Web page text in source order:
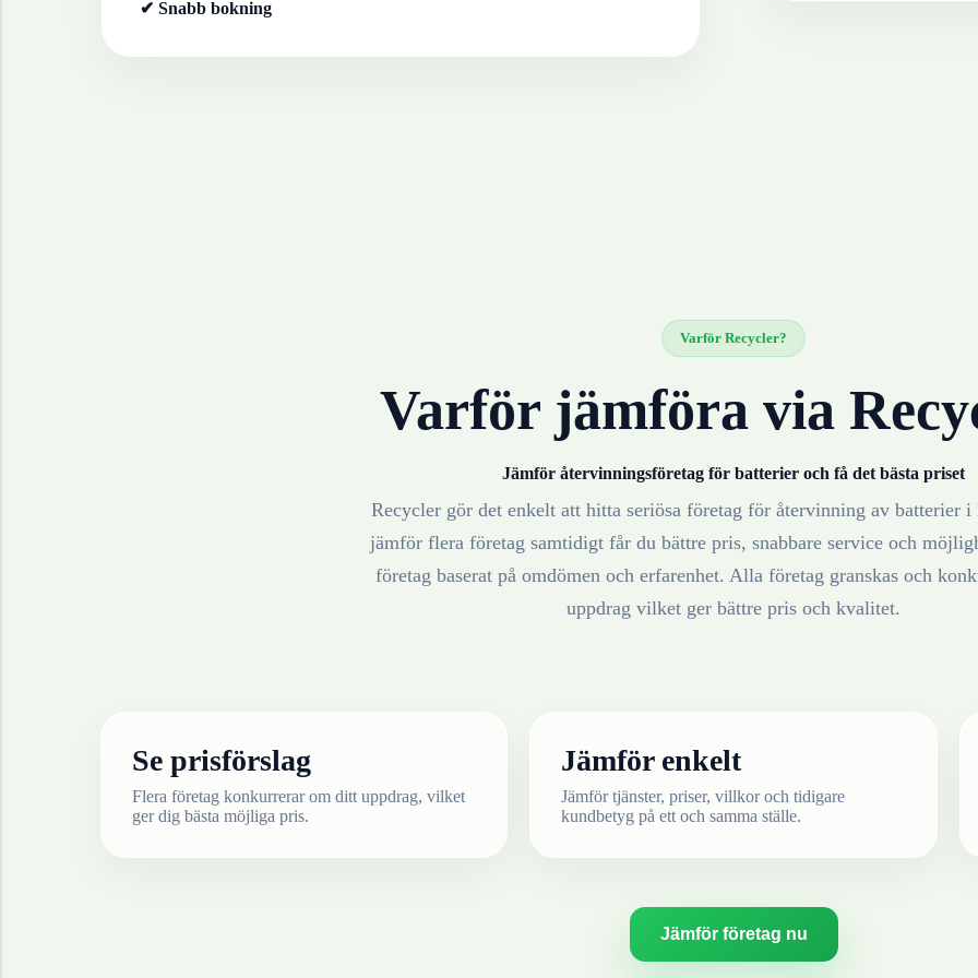
✔ Snabb bokning
Varför Recycler?
Varför jämföra via
Jämför återvinningsföretag för batterier och få det bästa priset
Recycler gör det enkelt att hitta seriösa företag för återvinning av batterier i
jämför flera företag samtidigt får du bättre pris, snabbare service och
företag baserat på omdömen och erfarenhet. Alla företag granskas och
uppdrag vilket ger bättre pris och kvalitet.
Se prisförslag
Flera företag konkurrerar om ditt uppdrag, vilket
ger dig bästa möjliga pris.
Jämför enkelt
Jämför tjänster, priser, villkor och tidigare
kundbetyg på ett och samma ställe.
Jämför företag nu